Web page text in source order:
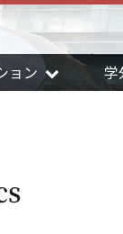
ョン 学